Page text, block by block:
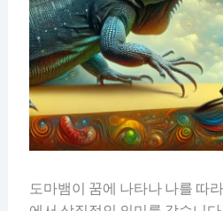
도마뱀이 꿈에 나타나 나를 따